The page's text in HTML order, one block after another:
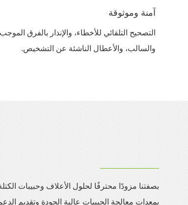
آمنة وموثوقة
التصحيح التلقائي للأخطاء، والإنذار بالفرق الموجب
والسالب، والأعطال الناشئة عن التشخيص.
بصفتنا مزودًا محترفًا لحلول الأعلاف وحبيبات الكتلة
بمعدات معالجة الحبيبات عالية الجودة وتقديم